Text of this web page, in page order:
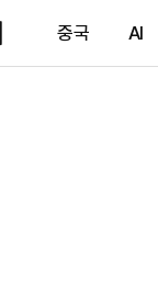
중국 AI